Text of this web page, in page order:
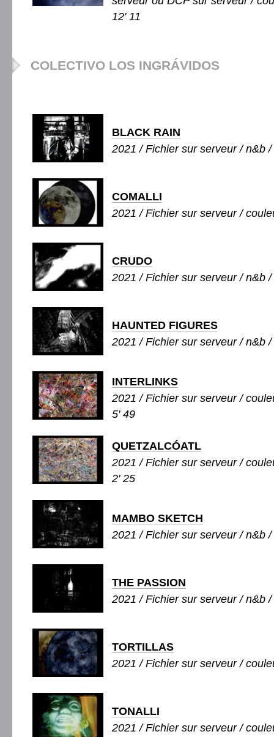
12' 11
COLECTIVO LOS INGRÁVIDOS
BLACK RAIN
2021 / Fichier sur serveur / n&b
COMALLI
2021 / Fichier sur serveur /
CRUDO
2021 / Fichier sur serveur / n&b
HAUNTED FIGURES
2021 / Fichier sur serveur / n&b
INTERLINKS
2021 / Fichier sur serveur /
5' 49
QUETZALCÓATL
2021 / Fichier sur serveur /
2' 25
MAMBO SKETCH
2021 / Fichier sur serveur / n&b
THE PASSION
2021 / Fichier sur serveur / n&b
TORTILLAS
2021 / Fichier sur serveur /
TONALLI
2021 / Fichier sur serveur /